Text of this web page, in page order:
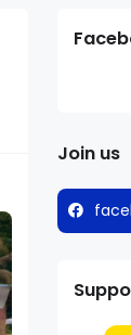
Join us